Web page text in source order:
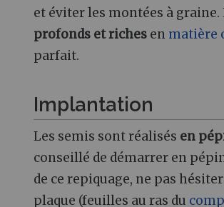
et éviter les montées à
profonds et riches en matière
parfait.
Implantation
Les semis sont réalisés en
conseillé de démarrer en
de ce repiquage, ne pas
plaque (feuilles au ras du